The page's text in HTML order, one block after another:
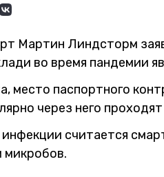
Мартин Линдсторм
во время пандемии
место паспортного
через него
считается
микробов.